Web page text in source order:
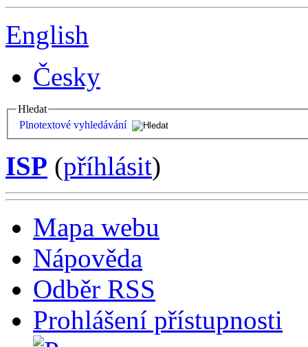
English
Česky
Hledat
Plnotextové vyhledávání
ISP (příhlásit)
Mapa webu
Nápověda
Odběr RSS
Prohlášení přístupnosti